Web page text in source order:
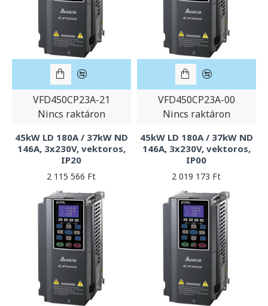
VFD450CP23A-21
Nincs raktáron
45kW LD 180A / 37kW ND
146A, 3x230V, vektoros,
IP20
2 115 566 Ft
VFD450CP23A-00
Nincs raktáron
45kW LD 180A / 37kW ND
146A, 3x230V, vektoros,
IP00
2 019 173 Ft